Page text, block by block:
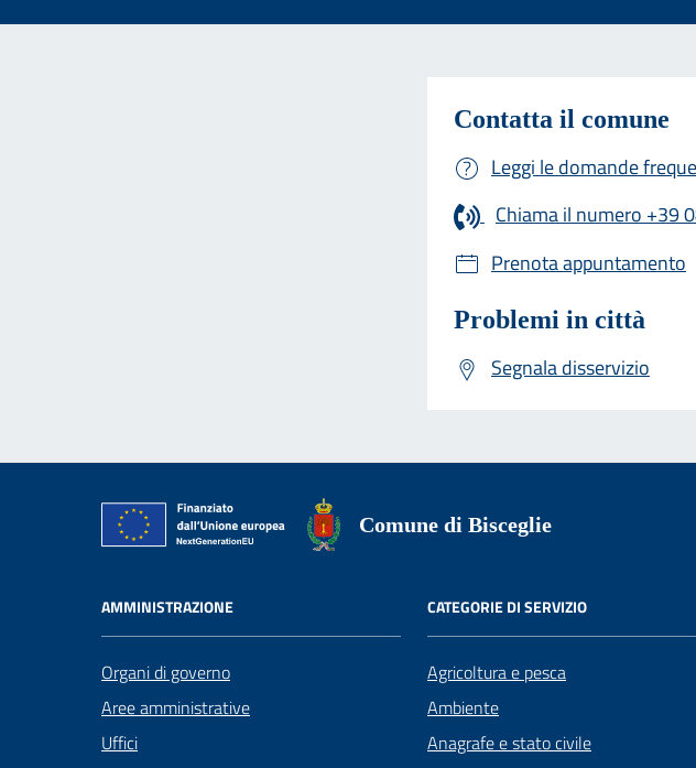
Contatta il comune
Leggi le domande
Chiama il numero +39
Prenota appuntamento
Problemi in città
Segnala disservizio
Comune di Bisceglie
AMMINISTRAZIONE
Organi di governo
Aree amministrative
Uffici
CATEGORIE DI SERVIZIO
Agricoltura e pesca
Ambiente
Anagrafe e stato civile